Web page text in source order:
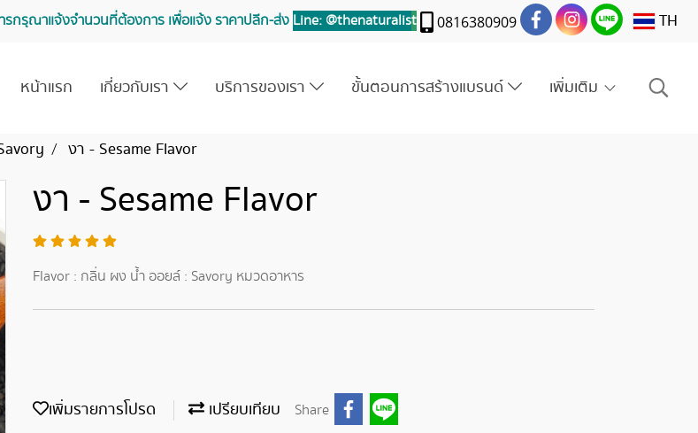
กรุณาแจ้งจำนวนที่ต้องการ เพื่อแจ้ง ราคาปลีก-ส่ง Line: @thenaturalist 0816380909 TH
หน้าแรก เกี่ยวกับเรา บริการของเรา ขั้นตอนการสร้างแบรนด์ เพิ่มเติม
งา - Sesame Flavor
งา - Sesame Flavor
Flavor : กลิ่น ผง น้ำ ออยล์ : Savory หมวดอาหาร
เพิ่มรายการโปรด เปรียบเทียบ Share